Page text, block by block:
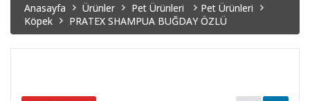
Anasayfa Ürünler Pet Ürünleri
Pet Ürünleri
Köpek
PRATEX SHAMPUA BUĞDAY ÖZLÜ